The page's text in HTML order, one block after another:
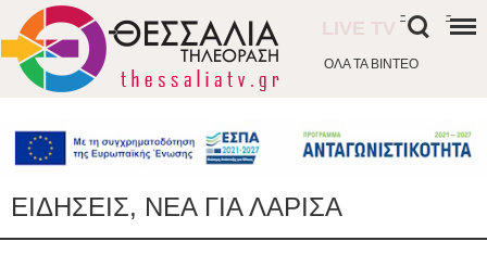
ΟΛΑ ΤΑ ΒΙΝΤΕΟ
- -
ΕΙΔΗΣΕΙΣ, ΝΕΑ ΓΙΑ ΛΑΡΙΣΑ